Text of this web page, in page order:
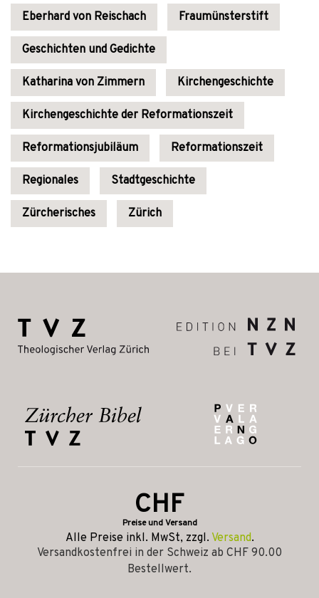
Eberhard von Reischach Fraumünsterstift
Geschichten und Gedichte
Katharina von Zimmern Kirchengeschichte
Kirchengeschichte der Reformationszeit
Reformationsjubiläum Reformationszeit
Regionales Stadtgeschichte
Zürcherisches Zürich
CHF
Preise und Versand
Alle Preise inkl. MwSt, zzgl. Versand.
Versandkostenfrei in der Schweiz ab CHF 90.00
Bestellwert.